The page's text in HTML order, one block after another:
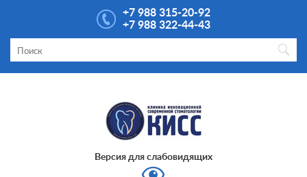
+7 988 315-20-92
+7 988 322-44-43
Версия для слабовидящих